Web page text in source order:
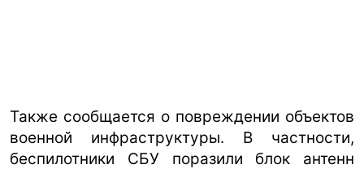
Также сообщается о повреждении объектов
военной инфраструктуры. В частности,
беспилотники СБУ поразили блок антенн